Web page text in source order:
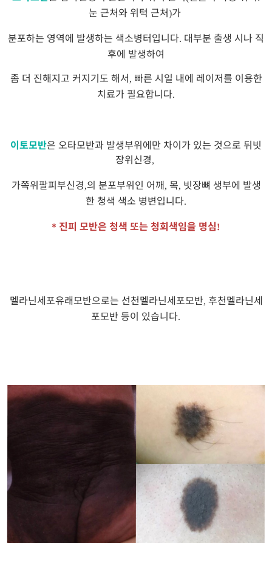
눈 근처와 위턱 근처)가
분포하는 영역에 발생하는 색소병터입니다. 대부분 출생 시나 직
후에 발생하여
좀 더 진해지고 커지기도 해서, 빠른 시일 내에 레이저를 이용한
치료가 필요합니다.
이토모반은 오타모반과 발생부위에만 차이가 있는 것으로 뒤빗
장위신경,
가쪽위팔피부신경,의 분포부위인 어깨, 목, 빗장뼈 생부에 발생
한 청색 색소 병변입니다.
* 진피 모반은 청색 또는 청회색임을 명심!
멜라닌세포유래모반으로는 선천멜라닌세포모반, 후천멜라닌세
포모반 등이 있습니다.